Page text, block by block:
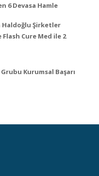
6 Devasa Hamle
Haldoğlu Şirketler
Flash Cure Med ile 2
Kurumsal Başarı